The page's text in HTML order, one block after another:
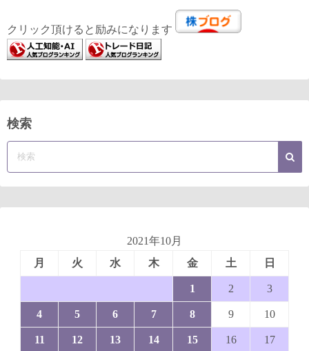
クリック頂けると励みになります
検索
2021年10月
月
火 水 木 金 土 日
1 2 3
4 5 6 7 8 9 10
11 12 13 14 15 16 17